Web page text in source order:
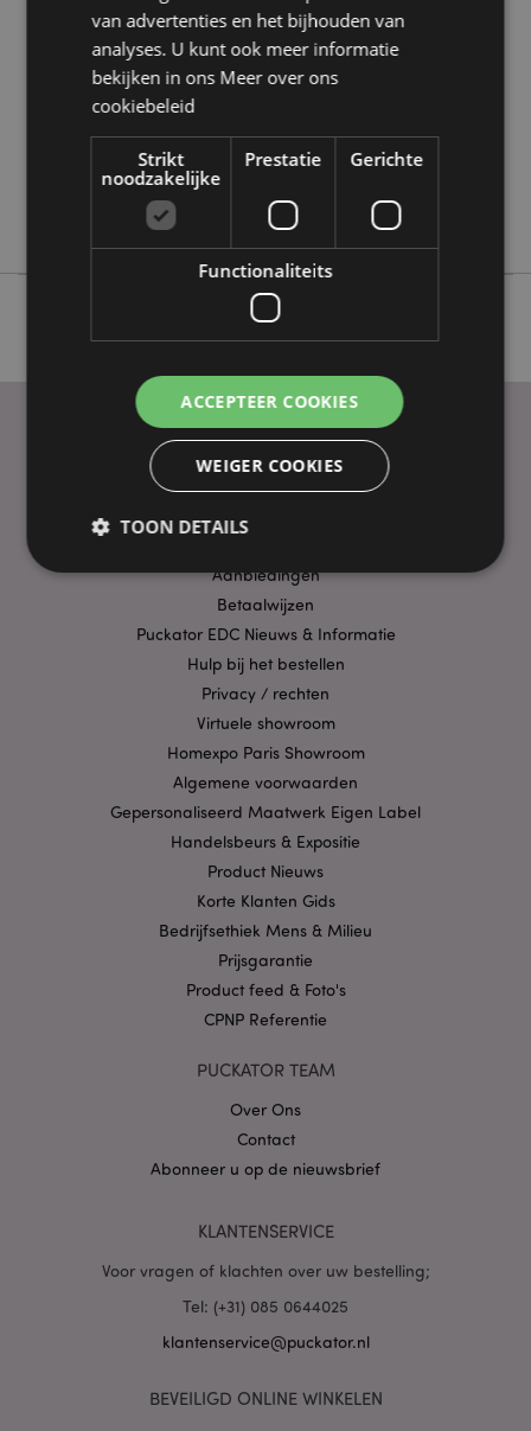
informatie 5055071794445
96
0.104000
Nee
Adoramals
PRAKTISCHE LINKS
Aanbiedingen
Betaalwijzen
Puckator EDC Nieuws & Informatie
Hulp bij het bestellen
Privacy / rechten
Virtuele showroom
Homexpo Paris Showroom
Algemene voorwaarden
Gepersonaliseerd Maatwerk Eigen Label
Handelsbeurs & Expositie
Product Nieuws
Korte Klanten Gids
Bedrijfsethiek Mens & Milieu
Prijsgarantie
Product feed & Foto's
CPNP Referentie
PUCKATOR TEAM
Over Ons
Contact
Abonneer u op de nieuwsbrief
KLANTENSERVICE
Voor vragen of klachten over uw bestelling;
Tel: (+31) 085 0644025
klantenservice@puckator.nl
BEVEILIGD ONLINE WINKELEN
van advertenties en het bijhouden van
analyses. U kunt ook meer informatie
bekijken in ons Meer over ons
cookiebeleid
Strikt
noodzakelijke
Prestatie Gerichte
Functionaliteits
ACCEPTEER COOKIES
WEIGER COOKIES
TOON DETAILS
Prestatie
Strikt noodzakelijke cookies maken
kernfunctionaliteit van de website mogelijk, zoals
gebruikersaanmelding en accountbeheer. Zonder
strikt noodzakelijke cookies kan de website niet
goed gebruikt worden.
Naam
Provider
CookieScriptConsent
X-Magento-Vary
mage-cache-storage
PHPSESSID
PHP.net
Privacybeleid van